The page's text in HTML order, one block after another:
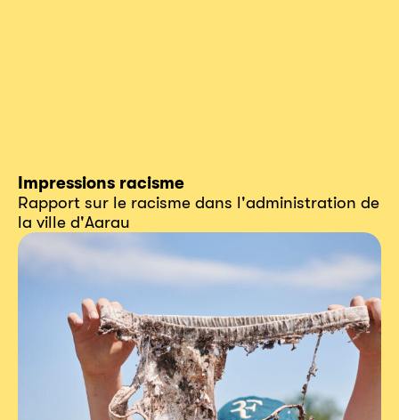
Impressions racisme
Rapport sur le racisme dans l'administration de
la ville d'Aarau